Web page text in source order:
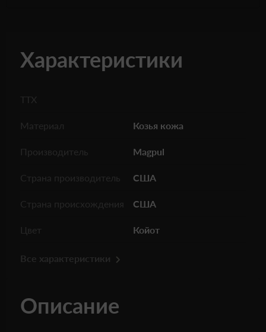
Характеристики
ТТХ
Материал Козья кожа
Производитель Magpul
Страна производитель США
Страна происхождения США
Цвет Койот
Все характеристики
Описание